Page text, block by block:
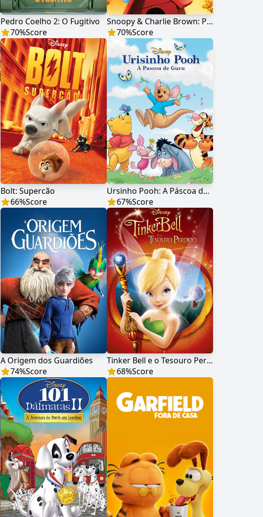
Pedro Coelho 2: O Fugitivo
70%Score
Snoopy & Charlie Brown: Peanuts, o Filme
70%Score
Bolt: Supercão
66%Score
Ursinho Pooh: A Páscoa de Guru
67%Score
A Origem dos Guardiões
74%Score
Tinker Bell e o Tesouro Perdido
68%Score